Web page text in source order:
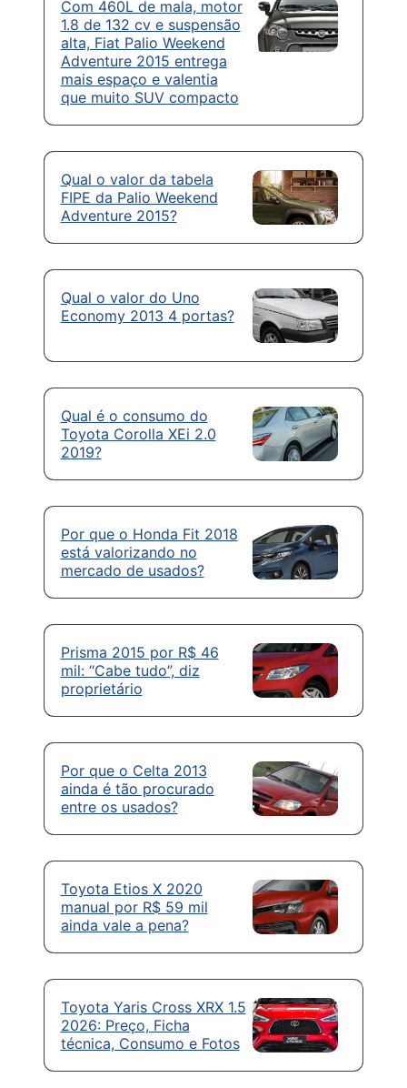
Com 460L de mala, motor
1.8 de 132 cv e suspensão
alta, Fiat Palio Weekend
Adventure 2015 entrega
mais espaço e valentia
que muito SUV compacto
Qual o valor da tabela
FIPE da Palio Weekend
Adventure 2015?
Qual o valor do Uno
Economy 2013 4 portas?
Qual é o consumo do
Toyota Corolla XEi 2.0
2019?
Por que o Honda Fit 2018
está valorizando no
mercado de usados?
Prisma 2015 por R$ 46
mil: “Cabe tudo”, diz
proprietário
Por que o Celta 2013
ainda é tão procurado
entre os usados?
Toyota Etios X 2020
manual por R$ 59 mil
ainda vale a pena?
Toyota Yaris Cross XRX 1.5
2026: Preço, Ficha
técnica, Consumo e Fotos